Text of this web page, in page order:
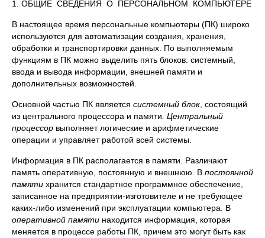
1. ОБЩИЕ СВЕДЕНИЯ О ПЕРСОНАЛЬНОМ КОМПЬЮТЕРЕ
В настоящее время персональные компьютеры (ПК) широко
используются для автоматизации создания, хранения,
обработки и транспортировки данных. По выполняемым
функциям в ПК можно выделить пять блоков: системный,
ввода и вывода информации, внешней памяти и
дополнительных возможностей.
Основной частью ПК является системный блок , состоящий
из центрального процессора и памяти . Центральный
процессор выполняет логические и арифметические
операции и управляет работой всей системы.
Информация в ПК располагается в памяти. Различают
память оперативную, постоянную и внешнюю. В постоянной
памяти хранится стандартное программное обеспечение,
записанное на предприятии-изготовителе и не требующее
каких-либо изменений при эксплуатации компьютера. В
оперативной памяти находится информация, которая
меняется в процессе работы ПК, причем это могут быть как